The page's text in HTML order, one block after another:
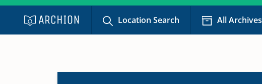
Location Search All Archives